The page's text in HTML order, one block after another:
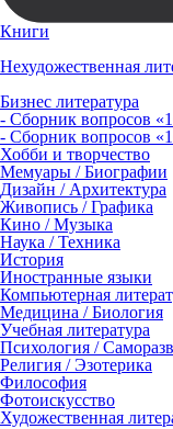
Книги
Нехудожественная
Бизнес литература
- Сборник вопросов
- Сборник вопросов
Хобби и творчество
Мемуары / Биографии
Дизайн / Архитектура
Живопись / Графика
Кино / Музыка
Наука / Техника
История
Иностранные языки
Компьютерная
Медицина / Биология
Учебная литература
Психология /
Религия / Эзотерика
Философия
Фотоискусство
Художественная